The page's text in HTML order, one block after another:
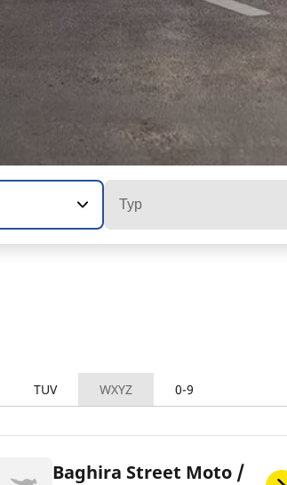
Typ
TUV WXYZ 0-9
Baghira Street Moto /